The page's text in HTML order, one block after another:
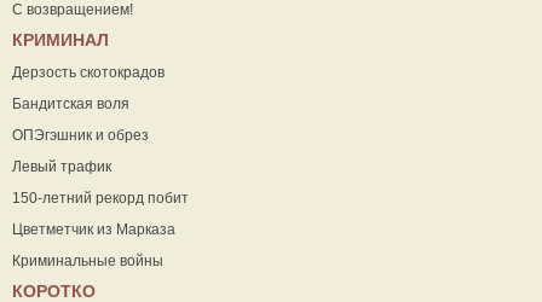
С возвращением!
КРИМИНАЛ
Дерзость скотокрадов
Бандитская воля
ОПЭгэшник и обрез
Левый трафик
150-летний рекорд побит
Цветметчик из Марказа
Криминальные войны
КОРОТКО